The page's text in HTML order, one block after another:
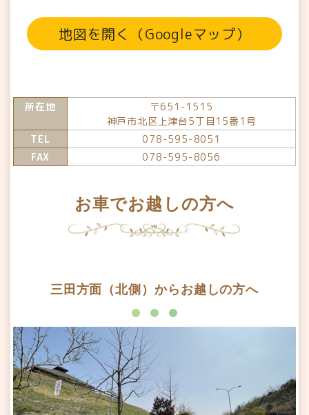
地図を開く（Googleマップ）
所在地
〒651-1515
神戸市北区上津台5丁目15番1号
TEL
078-595-8051
FAX
078-595-8056
お車でお越しの方へ
三田方面（北側）からお越しの方へ